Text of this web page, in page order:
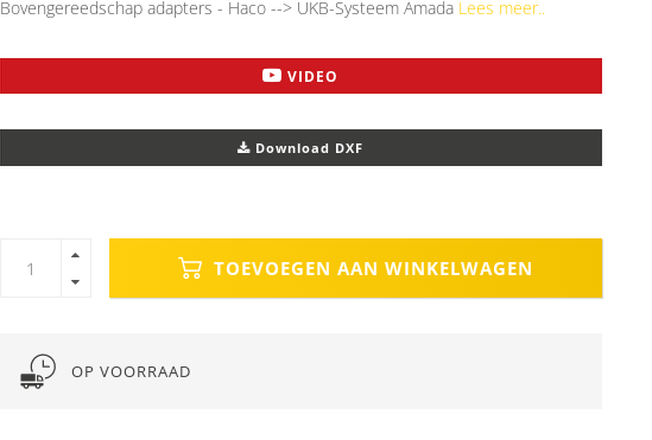
Bovengereedschap adapters - Haco --> UKB-Systeem Amada Lees meer..
VIDEO
Download DXF
TOEVOEGEN AAN WINKELWAGEN
OP VOORRAAD